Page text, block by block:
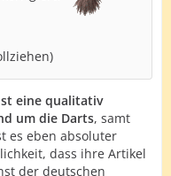
eine qualitativ
um die Darts, samt
es eben absoluter
dass ihre Artikel
der deutschen